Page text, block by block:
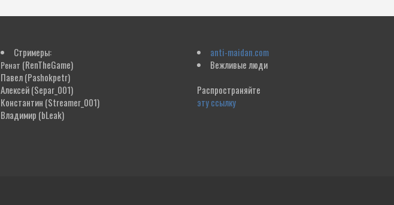
Стримеры:
Ренат (RenTheGame)
Павел(Pashokpetr)
Алексей(Separ_001)
Константин (Streamer_001)
Владимир (bLeak)
anti-maidan.com
Вежливые люди
Распространяйте
эту ссылку